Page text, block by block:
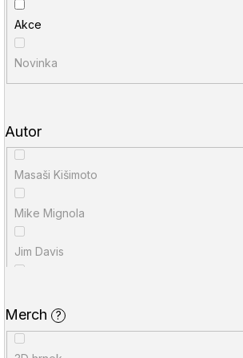
p
o
u
k
ů
Akce
Novinka
Autor
Masaši Kišimoto
Mike Mignola
Jim Davis
Stan Lee
Merch ?
u
j
e
t
n
a
j
í
t
HLEDAT